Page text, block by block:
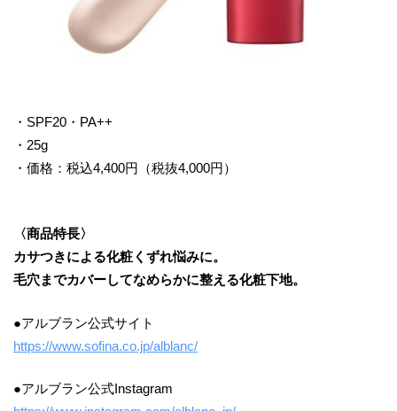
・SPF20・PA++
・25g
・価格：税込4,400円（税抜4,000円）
〈商品特長〉
カサつきによる化粧くずれ悩みに。
毛穴までカバーしてなめらかに整える化粧下地。
●アルブラン公式サイト
https://www.sofina.co.jp/alblanc/
●アルブラン公式Instagram